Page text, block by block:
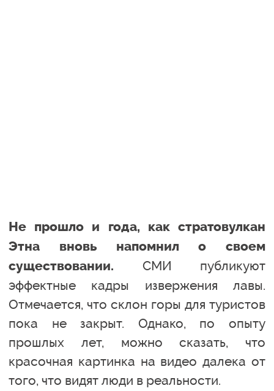
Не прошло и года, как стратовулкан
Этна вновь напомнил о своем
существовании. СМИ публикуют
эффектные кадры извержения лавы.
Отмечается, что склон горы для туристов
пока не закрыт. Однако, по опыту
прошлых лет, можно сказать, что
красочная картинка на видео далека от
того, что видят люди в реальности.